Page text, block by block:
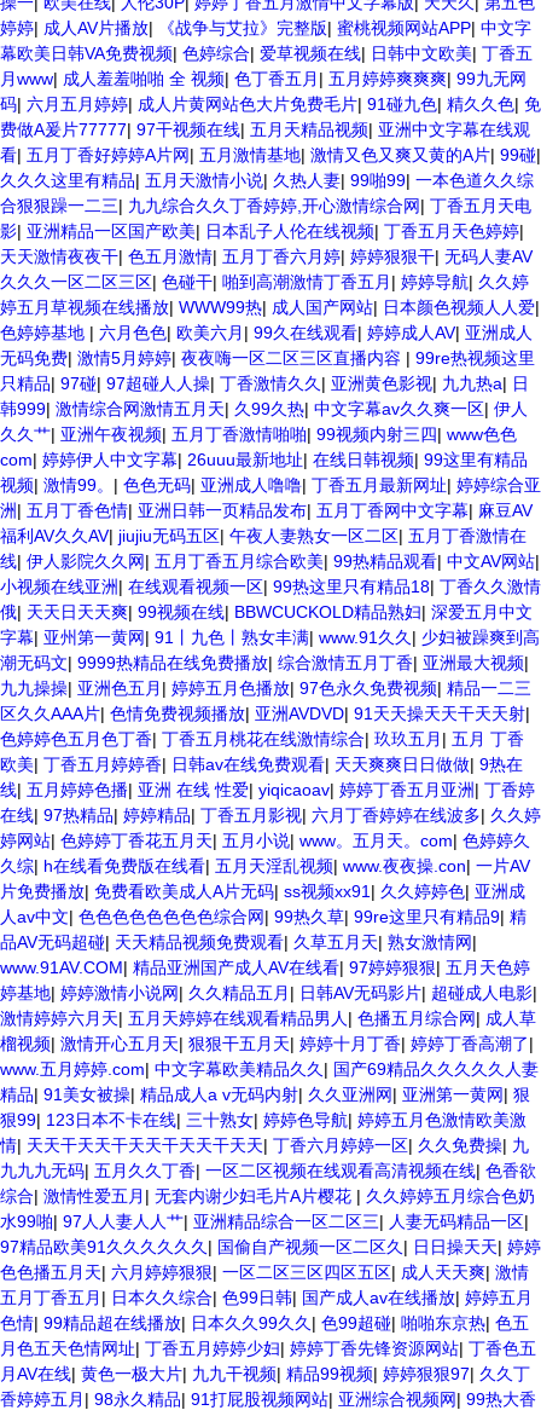
婷婷| 成人AV片播放| 《战争与艾拉》完整版| 蜜桃视频网站APP| 中文字
幕欧美日韩VA免费视频| 色婷综合| 爱草视频在线| 日韩中文欧美| 丁香五
月www| 成人羞羞啪啪 全 视频| 色丁香五月 | 五月婷婷爽爽爽| 99九无网
码| 六月五月婷婷| 成人片黄网站色大片免费毛片| 91碰九色| 精久久色| 免
费做A爰片77777| 97干视频在线| 五月天精品视频| 亚洲中文字幕在线观
看| 五月丁香好婷婷A片网| 五月激情基地| 激情又色又爽又黄的A片| 99碰|
久久久这里有精品| 五月天激情小说| 久热人妻| 99啪99| 一本色道久久综
合狠狠躁一二三| 九九综合久久丁香婷婷,开心激情综合网| 丁香五月天电
影| 亚洲精品一区国产欧美| 日本乱子人伦在线视频| 丁香五月天色婷婷|
天天激情夜夜干| 色五月激情| 五月丁香六月婷| 婷婷狠狠干| 无码人妻AV
久久久一区二区三区| 色碰干| 啪到高潮激情丁香五月 | 婷婷导航| 久久婷
婷五月草视频在线播放| WWW99热| 成人国产网站| 日本颜色视频人人爱|
色婷婷基地 | 六月色色| 欧美六月 | 99久在线观看| 婷婷成人AV| 亚洲成人
无码免费| 激情5月婷婷| 夜夜嗨一区二区三区直播内容 | 99re热视频这里
只精品| 97碰| 97超碰人人操| 丁香激情久久 | 亚洲黄色影视| 九九热a| 日
韩999| 激情综合网激情五月天| 久99久热| 中文字幕av久久爽一区| 伊人
久久艹| 亚洲午夜视频| 五月丁香激情啪啪| 99视频内射三四| www色色
com| 婷婷伊人中文字幕| 26uuu最新地址| 在线日韩视频| 99这里有精品
视频| 激情99。 | 色色无码| 亚洲成人噜噜| 丁香五月最新网址| 婷婷综合亚
洲| 五月丁香色情| 亚洲日韩一页精品发布| 五月丁香网中文字幕| 麻豆AV
福利AV久久AV| jiujiu无码五区| 午夜人妻熟女一区二区| 五月丁香激情在
线| 伊人影院久久网| 五月丁香五月综合欧美| 99热精品观看| 中文AV网站|
小视频在线亚洲| 在线观看视频一区| 99热这里只有精品18| 丁香久久激情
俄| 天天日天天爽| 99视频在线| BBWCUCKOLD精品熟妇| 深爱五月中文
字幕| 亚州第一黄网| 91丨九色丨熟女丰满| www.91久久 | 少妇被躁爽到高
潮无码文| 9999热精品在线免费播放| 综合激情五月丁香| 亚洲最大视频|
九九操操| 亚洲色五月 | 婷婷五月色播放| 97色永久免费视频| 精品一二三
区久久AAA片| 色情免费视频播放| 亚洲AVDVD| 91天天操天天干天天射|
色婷婷色五月色丁香| 丁香五月桃花在线激情综合| 玖玖五月 | 五月 丁香
欧美| 丁香五月婷婷香| 日韩av在线免费观看| 天天爽爽日日做做| 9热在
线| 五月婷婷色播| 亚洲 在线 性爱| yiqicaoav| 婷婷丁香五月亚洲| 丁香婷
在线| 97热精品| 婷婷精品| 丁香五月影视| 六月丁香婷婷在线波多| 久久婷
婷网站| 色婷婷丁香花五月天| 五月小说| www。五月天。com| 色婷婷久
久综| h在线看免费版在线看| 五月天淫乱视频| www.夜夜操.con| 一片AV
片免费播放| 免费看欧美成人A片无码| ss视频xx91 | 久久婷婷色| 亚洲成
人av中文| 色色色色色色色色综合网| 99热久草| 99re这里只有精品9| 精
品AV无码超碰| 天天精品视频免费观看| 久草五月天| 熟女激情网|
www.91AV.COM| 精品亚洲国产成人AV在线看| 97婷婷狠狠| 五月天色婷
婷基地| 婷婷激情小说网| 久久精品五月 | 日韩AV无码影片| 超碰成人电影|
激情婷婷六月天| 五月天婷婷在线观看精品男人 | 色播五月综合网| 成人草
榴视频| 激情开心五月天| 狠狠干五月天| 婷婷十月丁香| 婷婷丁香高潮了|
www.五月婷婷.com| 中文字幕欧美精品久久 | 国产69精品久久久久久人妻
精品| 91美女被操| 精品成人a v无码内射| 久久亚洲网| 亚洲第一黄网| 狠
狠99| 123日本不卡在线| 三十熟女| 婷婷色导航| 婷婷五月色激情欧美激
情| 天天干天天干天天干天天干天天| 丁香六月婷婷一区| 久久免费操| 九
九九九无码| 五月久久丁香| 一区二区视频在线观看高清视频在线| 色香欲
综合| 激情性爱五月 | 无套内谢少妇毛片A片樱花 | 久久婷婷五月综合色奶
水99啪| 97人人妻人人艹| 亚洲精品综合一区二区三| 人妻无码精品一区|
97精品欧美91久久久久久久 | 国偷自产视频一区二区久 | 日日操天天| 婷婷
色色播五月天| 六月婷婷狠狠| 一区二区三区四区五区| 成人天天爽| 激情
五月丁香五月 | 日本久久综合| 色99日韩| 国产成人av在线播放| 婷婷五月
色情| 99精品超在线播放| 日本久久99久久 | 色99超碰| 啪啪东京热| 色五
月色五天色情网址| 丁香五月婷婷少妇| 婷婷丁香先锋资源网站| 丁香色五
月AV在线| 黄色一极大片| 九九干视频| 精品99视频| 婷婷狠狠97| 久久丁
香婷婷五月 | 98永久精品| 91打屁股视频网站| 亚洲综合视频网| 99热大香